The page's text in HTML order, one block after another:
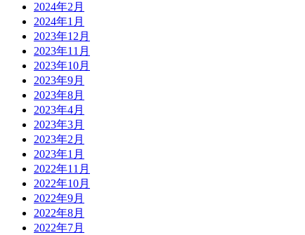
2024年2月
2024年1月
2023年12月
2023年11月
2023年10月
2023年9月
2023年8月
2023年4月
2023年3月
2023年2月
2023年1月
2022年11月
2022年10月
2022年9月
2022年8月
2022年7月